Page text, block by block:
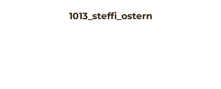
1013_steffi_ostern